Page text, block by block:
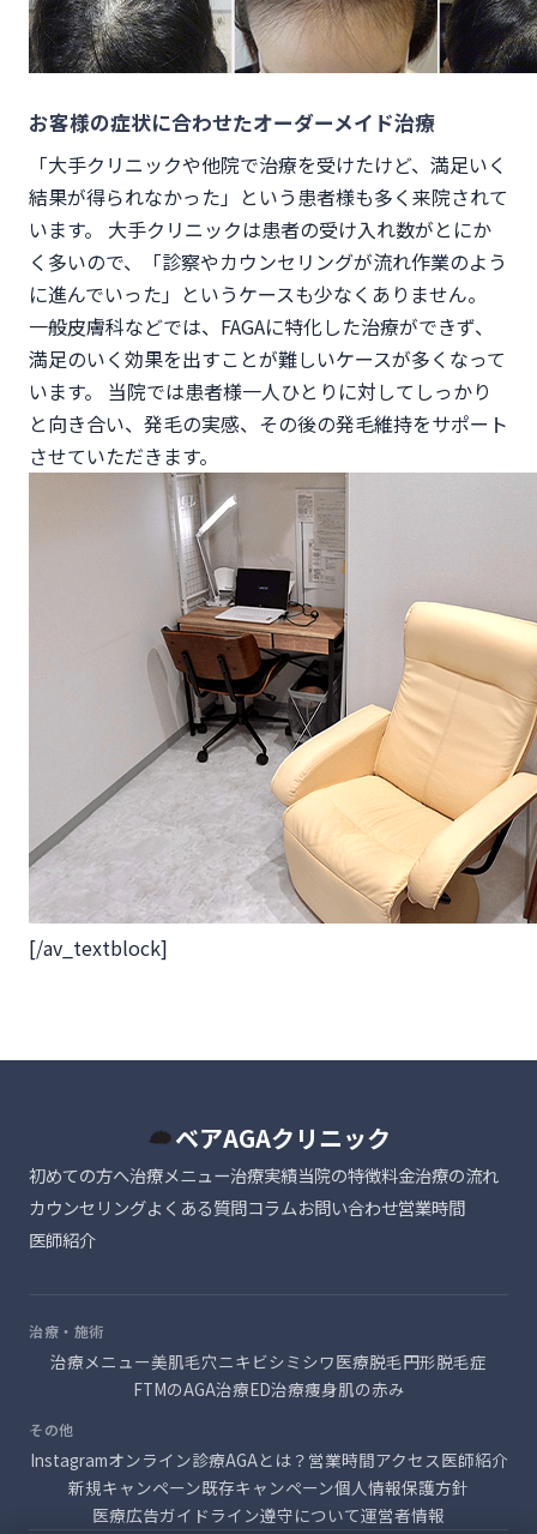
お客様の症状に合わせたオーダーメイド治療
「大手クリニックや他院で治療を受けたけど、満足いく
結果が得られなかった」という患者様も多く来院されて
います。 大手クリニックは患者の受け入れ数がとにか
く多いので、「診察やカウンセリングが流れ作業のよう
に進んでいった」というケースも少なくありません。
一般皮膚科などでは、FAGAに特化した治療ができず、
満足のいく効果を出すことが難しいケースが多くなって
います。 当院では患者様一人ひとりに対してしっかり
と向き合い、発毛の実感、その後の発毛維持をサポート
させていただきます。
[/av_textblock]
ベアAGAクリニック
初めての方へ治療メニュー治療実績当院の特徴料金治療の流れ
カウンセリングよくある質問コラムお問い合わせ営業時間
医師紹介
治療・施術
治療メニュー美肌毛穴ニキビシミ シワ医療脱毛円形脱毛症
FTMのAGA治療ED治療痩身肌の赤み
その他
Instagramオンライン診療AGAとは？ 営業時間アクセス医師紹介
新規キャンペーン既存キャンペーン個人情報保護方針
医療広告ガイドライン遵守について運営者情報